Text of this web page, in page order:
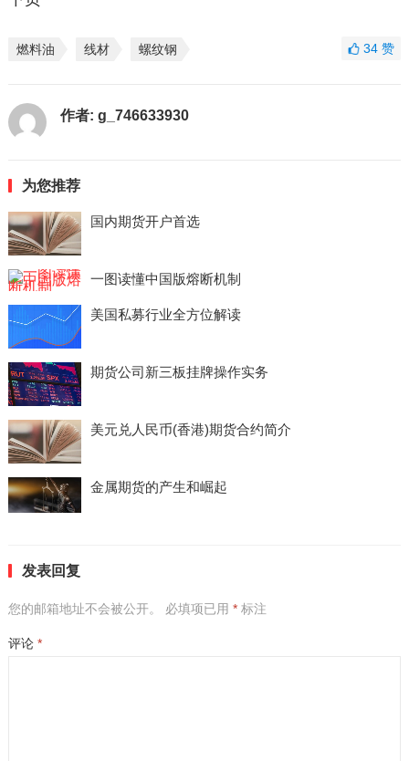
燃料油 线材 螺纹钢 34赞
作者: g_746633930
为您推荐
国内期货开户首选
一图读懂中国版熔断机制
美国私募行业全方位解读
期货公司新三板挂牌操作实务
美元兑人民币(香港)期货合约简介
金属期货的产生和崛起
发表回复
您的邮箱地址不会被公开。 必填项已用 *标注
评论 *